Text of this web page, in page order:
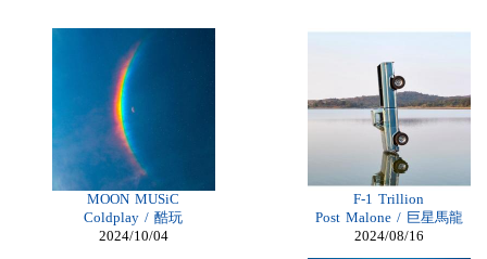
Nike Air Max Kaufen Schweiz
Billig Nike Air Max
Billiga Moncler Jacka
Longchamp Pas Cher
Billiga Nike Air Max
moncler online shop
cheap mbt shoes
moncler jas heren
billig adidas yeezy
longchamp outlet uk
Cheap Longchamp Bags
Christian Louboutin Homme pas cher
MOON MUSiC
Coldplay / 酷玩
2024/10/04
F-1 Trillion
Post Malone / 巨星馬龍
2024/08/16